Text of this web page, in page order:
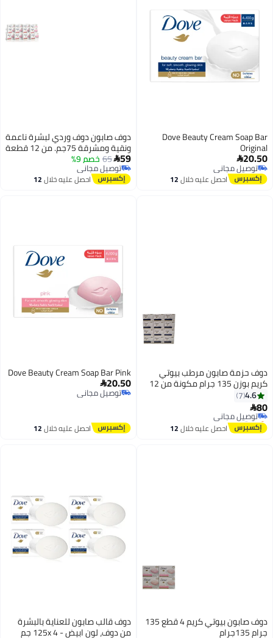
Dove Beauty Cream Soap

توصيل مجاني
توصيل مجانياحصل عليه خلال12
اغسطس
دوف صابون دوف وردي لبشرة ناعمة
ونقية ومشرقة 75جم. من 12 قطعة

65خصم 9%
توصيل مجاني
توصيل مجانياحصل عليه خلال12
اغسطس
حزمة صابون مرطب بيوتي
كريم بوزن 135 جرام مكونة من 12
بلون أبيض 135جرام
4.6
7

توصيل مجاني
بتخلّص بسرعة
توصيل مجانياحصل عليه خلال12
اغسطس
Dove Beauty Cream Soap Bar Pink
20.50
توصيل مجاني
توصيل مجاني
احصل عليه خلال12
اغسطس
دوف صابون بيوتي كريم 4 قطع 135 دوف قالب صابون للعناية بالبشرة
من دوف، لون ابيض - 125x 4 جم